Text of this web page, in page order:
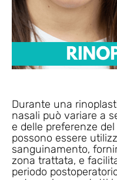
Durante una
nasali può variare a
e delle preferenze
possono essere
sanguinamento,
zona trattata, e
periodo